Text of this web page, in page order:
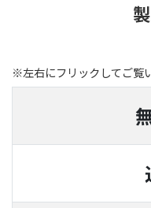
※左右にフリックしてご覧
無線
通信